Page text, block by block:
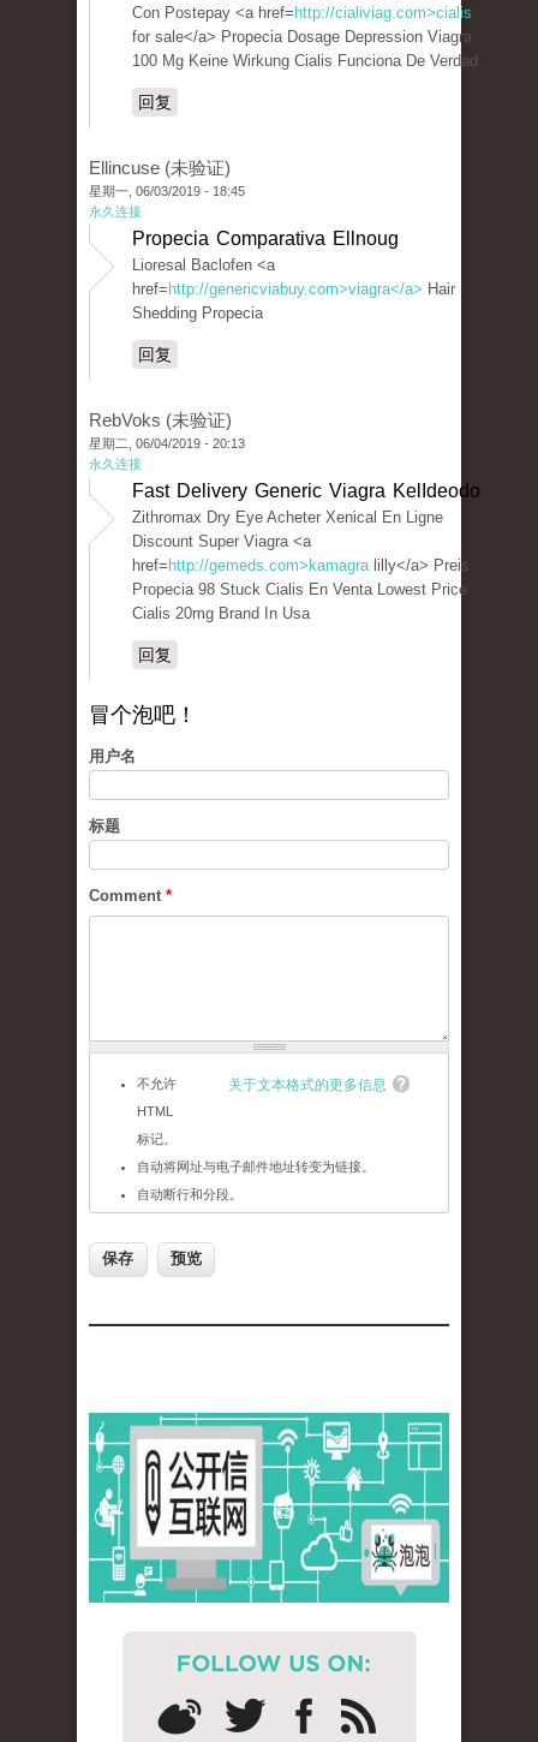
Con Postepay <a href= http://cialiviag.com>cialis
for sale</a> Propecia Dosage Depression Viagra
100 Mg Keine Wirkung Cialis Funciona De Verdad
回复
Ellincuse (未验证)
星期一, 06/03/2019 - 18:45
永久连接
Propecia Comparativa Ellnoug
Lioresal Baclofen <a
href= http://genericviabuy.com>viagra</a> Hair
Shedding Propecia
回复
RebVoks (未验证)
星期二, 06/04/2019 - 20:13
永久连接
Fast Delivery Generic Viagra KelIdeodo
Zithromax Dry Eye Acheter Xenical En Ligne
Discount Super Viagra <a
href= http://gemeds.com>kamagralilly</a> Preis
Propecia 98 Stuck Cialis En Venta Lowest Price
Cialis 20mg Brand In Usa
回复
冒个泡吧！
用户名
标题
Comment *
关于文本格式的更多信息
不允许
HTML
标记。
自动将网址与电子邮件地址转变为链接。
自动断行和分段。